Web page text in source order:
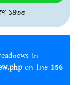
১৪৩৩
in
on line 156